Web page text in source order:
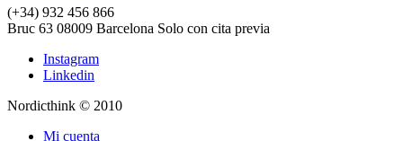
(+34) 932 456 866
Bruc 63 08009 Barcelona Solo con cita previa
Instagram
Linkedin
Nordicthink © 2010
Mi cuenta